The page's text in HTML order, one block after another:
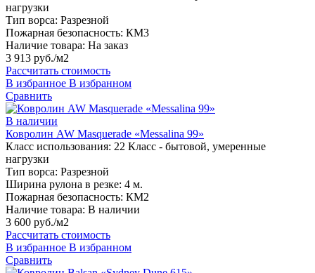
нагрузки
Тип ворса: Разрезной
Пожарная безопасность: КМ3
Наличие товара: На заказ
3 913 руб./м2
Рассчитать стоимость
В избранное В избранном
Сравнить
В наличии
Ковролин AW Masquerade «Messalina 99»
Класс использования: 22 Класс - бытовой, умеренные
нагрузки
Тип ворса: Разрезной
Ширина рулона в резке: 4 м.
Пожарная безопасность: КМ2
Наличие товара: В наличии
3 600 руб./м2
Рассчитать стоимость
В избранное В избранном
Сравнить